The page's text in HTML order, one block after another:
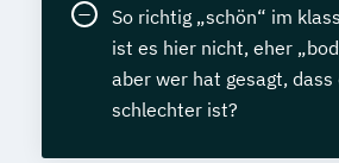
So richtig „schön“ im
ist es hier nicht, eher
aber wer hat gesagt, dass
schlechter ist?